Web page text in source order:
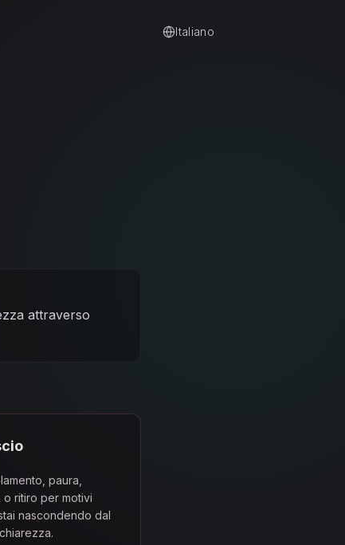
Italiano
attraverso
paura,
ritiro per motivi
nascondendo dal